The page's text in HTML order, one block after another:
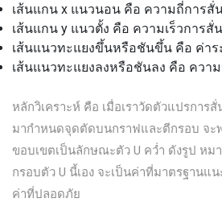
เส้นแกน x แนวนอน คือ ความถี่การสั่
เส้นแกน y แนวตั้ง คือ ความเร็วการสั่
เส้นแนวทะแยงขึ้นหรือชันขึ้น คือ ค่าร
เส้นแนวทะแยงลงหรือชันลง คือ ความ
หลักวิเคราะห์ คือ เมื่อเราวัดตัวแปรการ
มากำหนดจุดตัดบนกราฟและตีกรอบ จะ
ขอบเขตเป็นลักษณะตัว U คว่ำ ดังรูป หม
กรอบตัว U นี้เอง จะเป็นค่าที่มาตรฐานแ
ค่าที่ปลอดภัย